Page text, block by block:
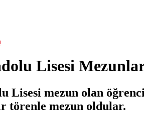
Lisesi
Lisesi mezun olan
törenle mezun oldular.